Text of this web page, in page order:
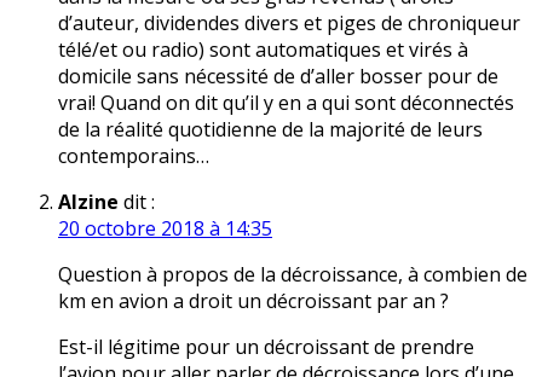
d’auteur, dividendes divers et piges de chroniqueur
télé/et ou radio) sont automatiques et virés à
domicile sans nécessité de d’aller bosser pour de
vrai! Quand on dit qu’il y en a qui sont déconnectés
de la réalité quotidienne de la majorité de leurs
contemporains…
Alzine dit :
20 octobre 2018 à 14:35
Question à propos de la décroissance, à combien de
km en avion a droit un décroissant par an ?
Est-il légitime pour un décroissant de prendre